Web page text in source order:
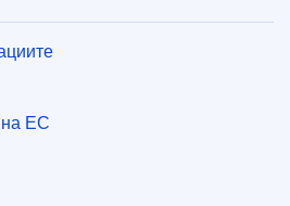
ЕС